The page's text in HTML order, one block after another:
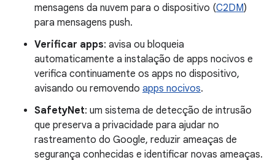
mensagens da nuvem para o dispositivo (C2DM)
para mensagens push.
Verificar apps: avisa ou bloqueia
automaticamente a instalação de apps nocivos e
verifica continuamente os apps no dispositivo,
avisando ou removendo apps nocivos.
SafetyNet: um sistema de detecção de intrusão
que preserva a privacidade para ajudar no
rastreamento do Google, reduzir ameaças de
segurança conhecidas e identificar novas ameaças.